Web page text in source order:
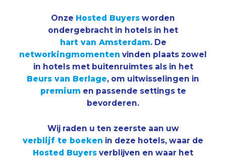
Onze Hosted Buyers worden
ondergebracht in hotels in het
hart van Amsterdam. De
networkingmomenten vinden plaats zowel
in hotels met buitenruimtes als in het
Beurs van Berlage, om uitwisselingen in
premium en passende settings te
bevorderen.
Wij raden u ten zeerste aan uw
verblijf te boeken in deze hotels, waar de
Hosted Buyers verblijven en waar het